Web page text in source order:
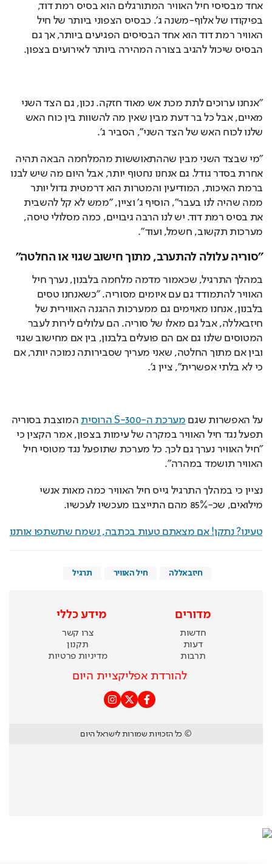
אחד מבסיסי חיל האוויר המתורגלים הוא בסיס רמת דוד,
בפיקודו של אלוף-משנה ג'. כבסיס הצפוני ביותר של חיל
האוויר רמת דוד הוא אחד הבסיסים הפגיעים ביותר, אך גם
הבסיס שיכול להגיב בצורה המהירה ביותר לאירועים בצפון.
"אנחנו ערוכים לתת מכת אש מאוד חזקה. נכון, גם הצד השני
מאיים, אבל כל בר דעת מבין שאין מה להשוות בין כוח האש
שלנו לכוח האש של הצד השני", הסביר ג'.
"מי שבצד השני מבין שההתאוששות מהמלחמה הבאה תהיה
אחרת בסדר גודל. גם אנחנו נחטוף יותר, אבל היום מה שיש לבנו
ברמת האיכות, המודיעין והמטרות הוא דרמטית גדול יותר
ממה שהיה לנו בעבר", הוסיף ג' וציין, "ממש לא קל להשבית
את בסיס רמת דוד. יש לנו הרבה גיבויים, כמה מסלולי טיסה,
מערכות תקשוב, חשמל, ועוד".
"סוריה עלולה להתערב, מתוך חישוב שגוי או החלטה"
במהלך התרגיל, שכאמור מדמה מלחמה בלבנון, נערך חיל
האוויר להתמודד גם עם איומים מסוריה. "כשאנחנו טסים
בלבנון, אנחנו מאוימים גם ממערכות ההגנה האווירית של
חיזבאללה, אבל גם מאלו של סוריה. הם עלולים לירות לעבר
המטוסים שלנו גם אם הם פועלים בלבנון, בין אם מחישוב שגוי
ובין אם מתוך החלטה, שאני מעריך שסבירותה נמוכה יותר, אם
כי לא בלתי אפשרית", ציין ג'.
על האפשרות שגם מערכת ה-S-300 הרוסית
המוצבת בסוריה
תפעל נגד חיל האוויר במקרה של עימות בצפון, אמר הקצין כי
"חיל האוויר נערך גם לכך. כל מערכת שתופעל נגד מטוסי חיל
האוויר תושמד במהרה".
נציין כי במהלך התרגיל גייס חיל האוויר כמה מאות אנשי
מילואים, שכ-85% מהם התייצבו מעכשיו לעכשיו.
טעינו? נתקן! אם מצאתם טעות בכתבה, נשמח שתשתפו אותנו
חיזבאללה חיל האוויר תרגיל
מדורים
חדשות
דעות
תרבות
מידע כללי
צרו קשר
תקנון
מדיניות פרטיות
להורדת אפליקציית היום
© כל הזכויות שמורות לישראל היום